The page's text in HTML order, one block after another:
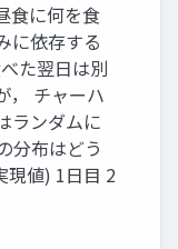
食に何を食
に依存する
た翌日は別
， チャーハ
ランダムに
分布はどう
現値) 1日目 2